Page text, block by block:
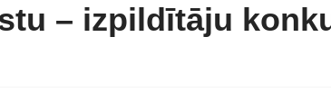
– izpildītāju